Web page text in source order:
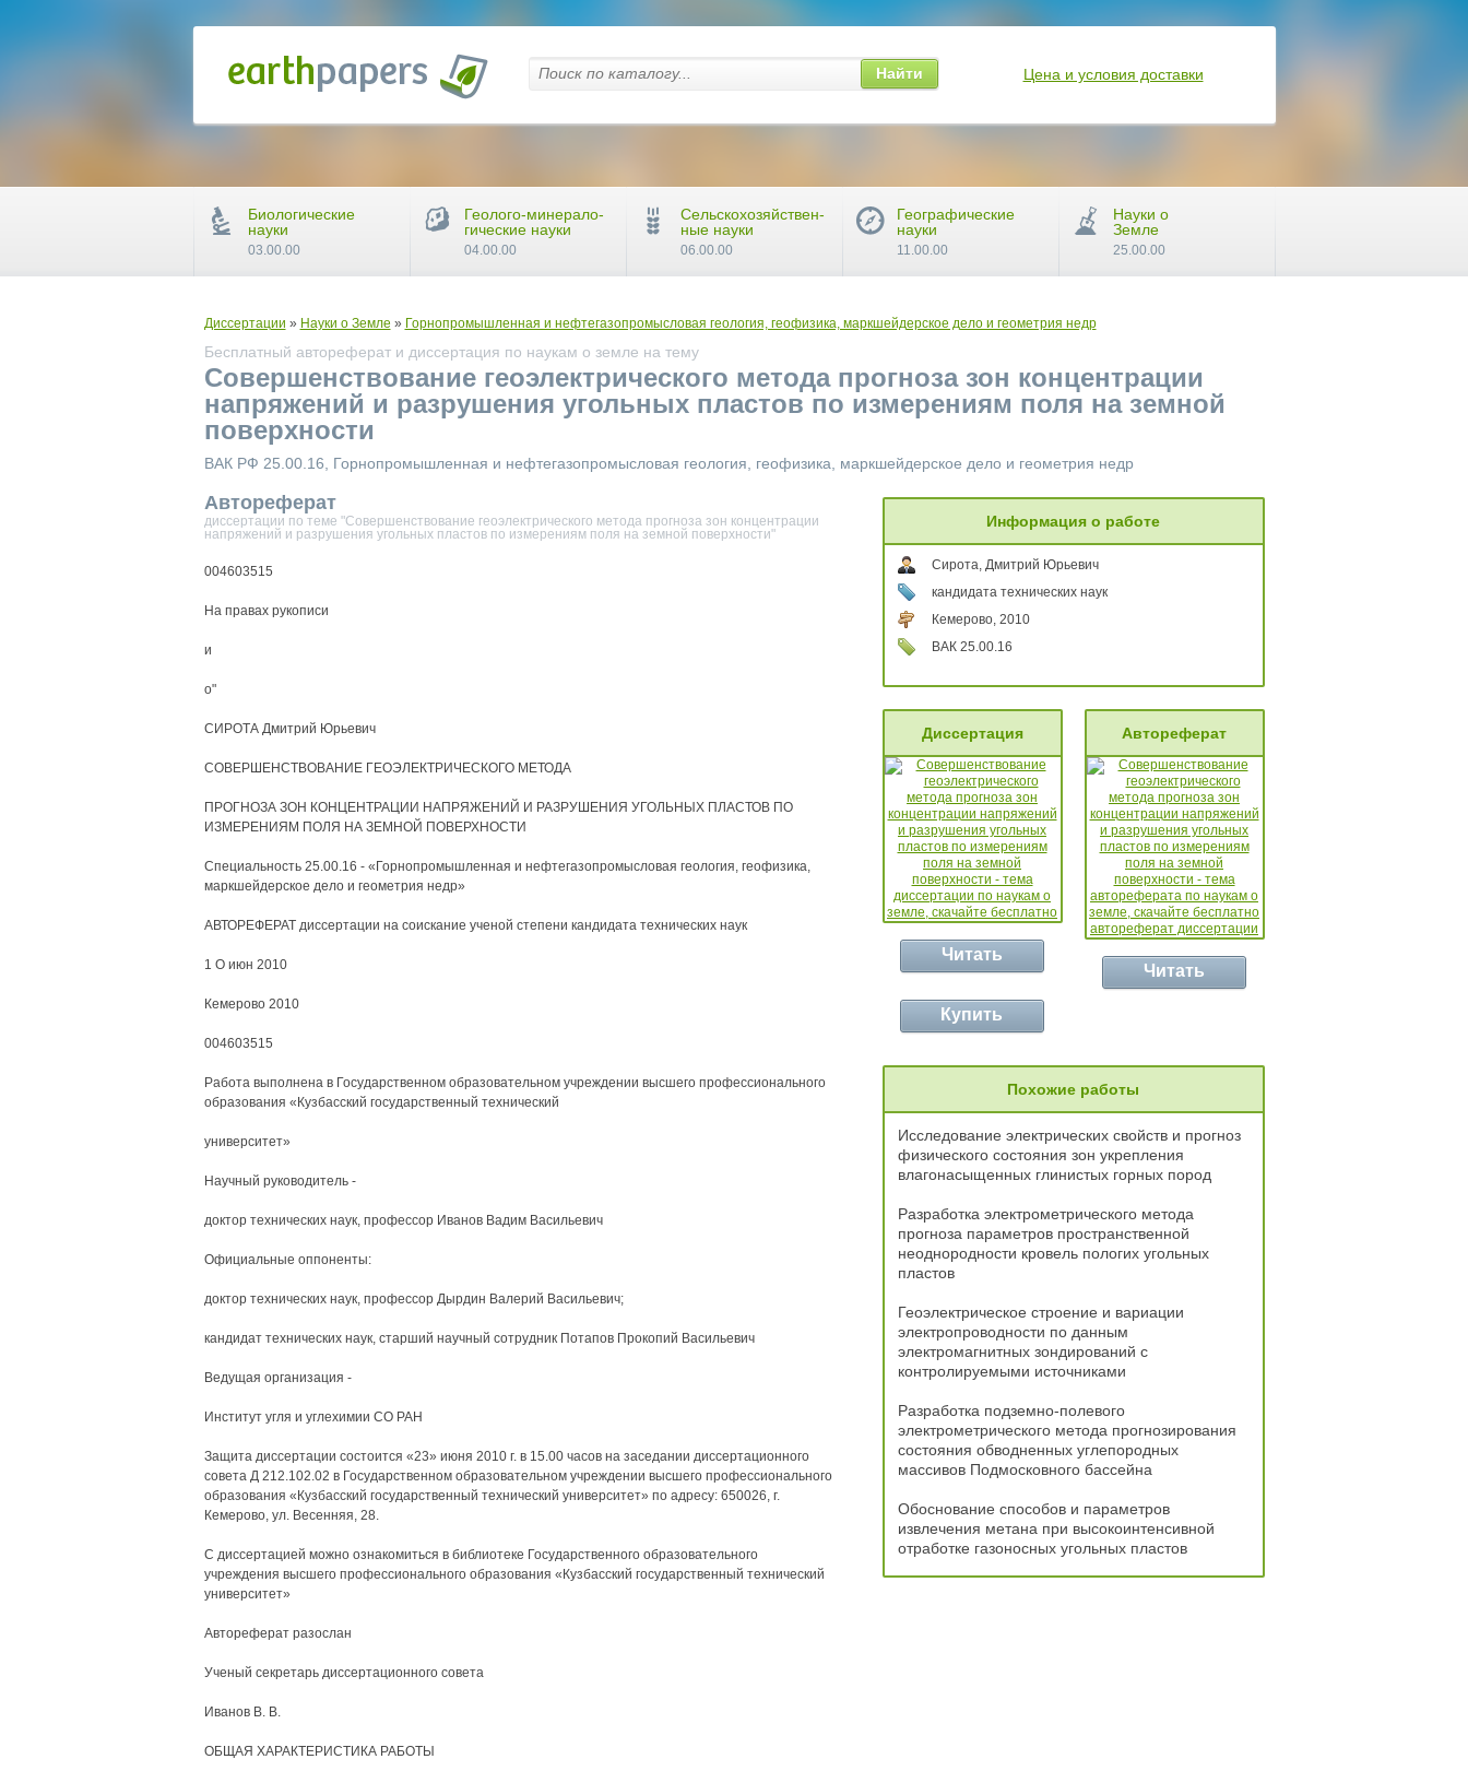
Диссертации » Науки о Земле » Горнопромышленная и нефтегазопромысловая геология, геофизика, маркшейдерское дело и геометрия недр
Бесплатный автореферат и диссертация по наукам о земле на тему
Совершенствование геоэлектрического метода прогноза зон концентрации
напряжений и разрушения угольных пластов по измерениям поля на земной
поверхности
ВАК РФ 25.00.16, Горнопромышленная и нефтегазопромысловая геология, геофизика, маркшейдерское дело и геометрия недр
Автореферат
диссертации по теме "Совершенствование геоэлектрического метода прогноза зон концентрации
напряжений и разрушения угольных пластов по измерениям поля на земной поверхности"
004603515
На правах рукописи
и
о"
СИРОТА Дмитрий Юрьевич
СОВЕРШЕНСТВОВАНИЕ ГЕОЭЛЕКТРИЧЕСКОГО МЕТОДА
ПРОГНОЗА ЗОН КОНЦЕНТРАЦИИ НАПРЯЖЕНИЙ И РАЗРУШЕНИЯ УГОЛЬНЫХ ПЛАСТОВ ПО
ИЗМЕРЕНИЯМ ПОЛЯ НА ЗЕМНОЙ ПОВЕРХНОСТИ
Специальность 25.00.16 - «Горнопромышленная и нефтегазопромысловая геология, геофизика,
маркшейдерское дело и геометрия недр»
АВТОРЕФЕРАТ диссертации на соискание ученой степени кандидата технических наук
1 О июн 2010
Кемерово 2010
004603515
Работа выполнена в Государственном образовательном учреждении высшего профессионального
образования «Кузбасский государственный технический
университет»
Научный руководитель -
доктор технических наук, профессор Иванов Вадим Васильевич
Официальные оппоненты:
доктор технических наук, профессор Дырдин Валерий Васильевич;
кандидат технических наук, старший научный сотрудник Потапов Прокопий Васильевич
Ведущая организация -
Институт угля и углехимии СО РАН
Защита диссертации состоится «23» июня 2010 г. в 15.00 часов на заседании диссертационного
совета Д 212.102.02 в Государственном образовательном учреждении высшего профессионального
образования «Кузбасский государственный технический университет» по адресу: 650026, г.
Кемерово, ул. Весенняя, 28.
С диссертацией можно ознакомиться в библиотеке Государственного образовательного
учреждения высшего профессионального образования «Кузбасский государственный технический
университет»
Автореферат разослан
Ученый секретарь диссертационного совета
Иванов В. В.
ОБЩАЯ ХАРАКТЕРИСТИКА РАБОТЫ
Информация о работе
Сирота, Дмитрий Юрьевич
кандидата технических наук
Кемерово, 2010
ВАК 25.00.16
Диссертация
Читать
Автореферат
Читать
Купить
Похожие работы
Исследование электрических свойств и прогноз
физического состояния зон укрепления
влагонасыщенных глинистых горных пород
Разработка электрометрического метода
прогноза параметров пространственной
неоднородности кровель пологих угольных
пластов
Геоэлектрическое строение и вариации
электропроводности по данным
электромагнитных зондирований с
контролируемыми источниками
Разработка подземно-полевого
электрометрического метода прогнозирования
состояния обводненных углепородных
массивов Подмосковного бассейна
Обоснование способов и параметров
извлечения метана при высокоинтенсивной
отработке газоносных угольных пластов
Найти Цена и условия доставки
Биологические
науки
03.00.00
Геолого-минерало-
гические науки
04.00.00
Сельскохозяйствен-
ные науки
06.00.00
Географические
науки
11.00.00
Науки о
Земле
25.00.00